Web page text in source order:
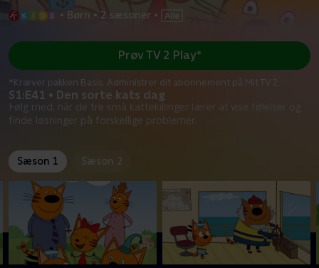
• Børn • 2 sæsoner •
S1:E41 • Den sorte kats dag
Følg med, når de tre små kattekillinger lærer at vise følelser og
finde løsninger på forskellige problemer.
Prøv TV 2 Play*
*Kræver pakken Basis. Administrer dit abonnement på Mit TV 2.
Sæson 1 Sæson 2